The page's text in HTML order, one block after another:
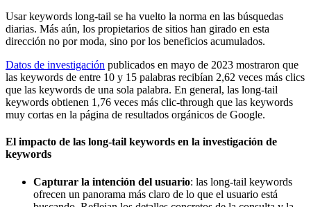
Usar keywords long-tail se ha vuelto la norma en las búsquedas
diarias. Más aún, los propietarios de sitios han girado en esta
dirección no por moda, sino por los beneficios acumulados.
Datos de investigación publicados en mayo de 2023 mostraron que
las keywords de entre 10 y 15 palabras recibían 2,62 veces más clics
que las keywords de una sola palabra. En general, las long-tail
keywords obtienen 1,76 veces más clic-through que las keywords
muy cortas en la página de resultados orgánicos de Google.
El impacto de las long-tail keywords en la investigación de
keywords
Capturar la intención del usuario: las long-tail keywords
ofrecen un panorama más claro de lo que el usuario está